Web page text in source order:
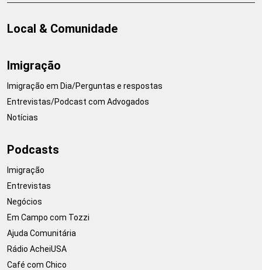
Local & Comunidade
Imigração
Imigração em Dia/Perguntas e respostas
Entrevistas/Podcast com Advogados
Notícias
Podcasts
Imigração
Entrevistas
Negócios
Em Campo com Tozzi
Ajuda Comunitária
Rádio AcheiUSA
Café com Chico